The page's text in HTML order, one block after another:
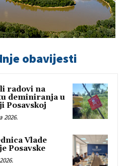
obavijesti
radovi na
deminiranja u
Posavskoj
2026.
Vlade
Posavske